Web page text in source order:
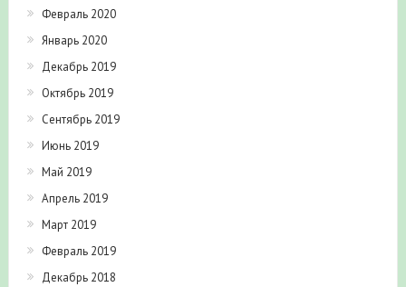
Февраль 2020
Январь 2020
Декабрь 2019
Октябрь 2019
Сентябрь 2019
Июнь 2019
Май 2019
Апрель 2019
Март 2019
Февраль 2019
Декабрь 2018